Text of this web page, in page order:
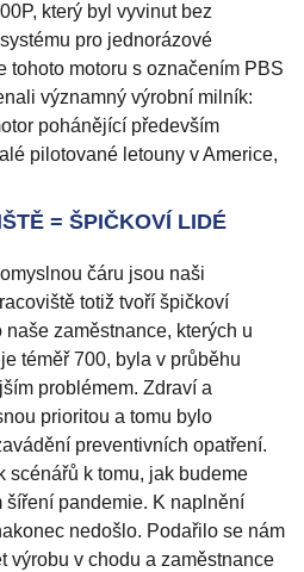
který byl vyvinut bez
pro jednorázové
tohoto motoru s označením PBS
významný výrobní milník:
pohánějící především
pilotované letouny v Americe,
= ŠPIČKOVÍ LIDÉ
čáru jsou naši
totiž tvoří špičkoví
zaměstnance, kterých u
téměř 700, byla v průběhu
problémem. Zdraví a
prioritou a tomu bylo
preventivních opatření.
scénářů k tomu, jak budeme
šíření pandemie. K naplnění
nedošlo. Podařilo se nám
výrobu v chodu a zaměstnance